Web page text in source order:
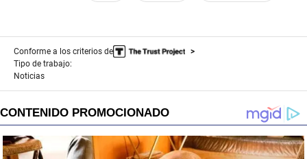
Conforme a los criterios de
Tipo de trabajo:
Noticias